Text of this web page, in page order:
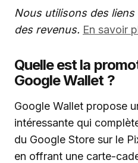
Nous utilisons des liens
des revenus. En savoir
Quelle est la
Google Wallet ?
Google Wallet propose
intéressante qui
du Google Store sur le
en offrant une carte-